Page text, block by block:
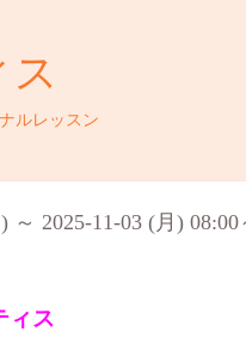
ス
ルレッスン
～ 2025-11-03 (月) 08:00
ィス